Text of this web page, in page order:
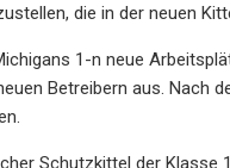
die in der neuen
1-n neue
Betreibern aus. Nach
Schutzkittel der